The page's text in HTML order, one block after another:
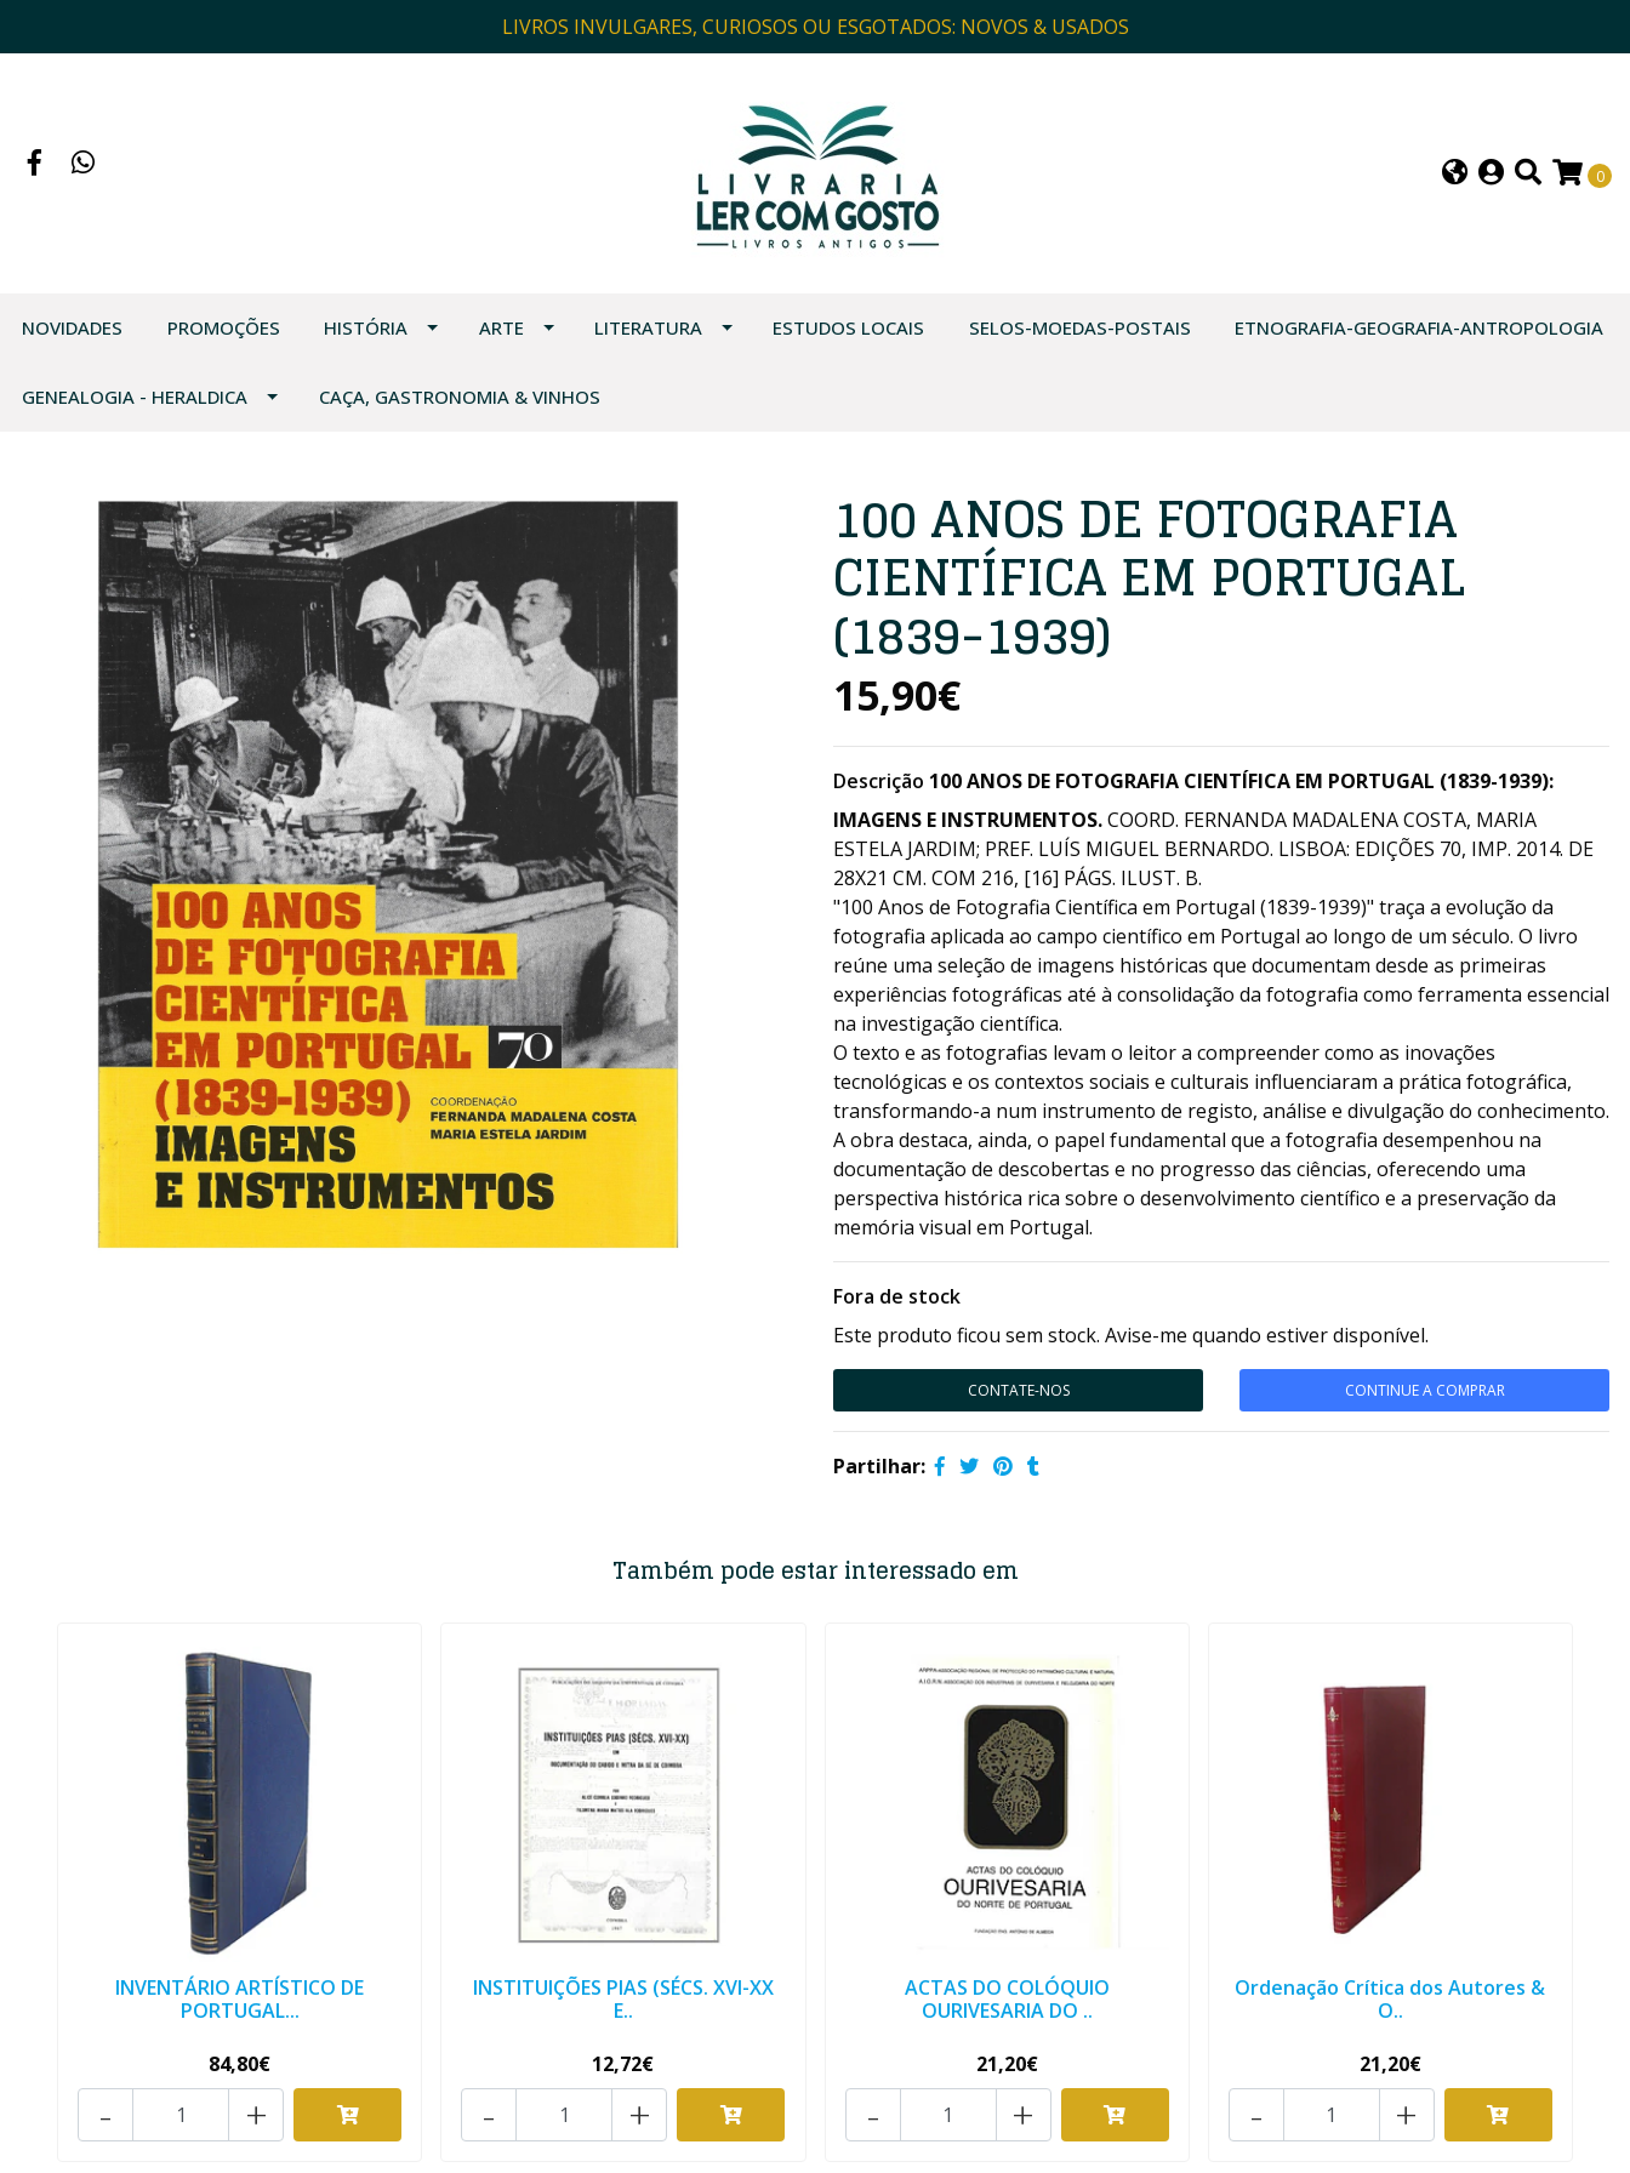
LIVROS INVULGARES, CURIOSOS OU ESGOTADOS: NOVOS & USADOS
0
NOVIDADES PROMOÇÕES HISTÓRIA ARTE LITERATURA ESTUDOS LOCAIS SELOS-MOEDAS-POSTAIS ETNOGRAFIA-GEOGRAFIA-ANTROPOLOGIA
GENEALOGIA - HERALDICA CAÇA, GASTRONOMIA & VINHOS
100 ANOS DE FOTOGRAFIA
CIENTÍFICA EM PORTUGAL
(1839-1939)
15,90€
Descrição 100 ANOS DE FOTOGRAFIA CIENTÍFICA EM PORTUGAL (1839-1939):
IMAGENS E INSTRUMENTOS.COORD. FERNANDA MADALENA COSTA, MARIA
ESTELA JARDIM; PREF. LUÍS MIGUEL BERNARDO. LISBOA: EDIÇÕES 70, IMP. 2014. DE
28X21 CM. COM 216, [16] PÁGS. ILUST. B.
"100 Anos de Fotografia Científica em Portugal (1839-1939)" traça a evolução da
fotografia aplicada ao campo científico em Portugal ao longo de um século. O livro
reúne uma seleção de imagens históricas que documentam desde as primeiras
experiências fotográficas até à consolidação da fotografia como ferramenta essencial
na investigação científica.
O texto e as fotografias levam o leitor a compreender como as inovações
tecnológicas e os contextos sociais e culturais influenciaram a prática fotográfica,
transformando-a num instrumento de registo, análise e divulgação do conhecimento.
A obra destaca, ainda, o papel fundamental que a fotografia desempenhou na
documentação de descobertas e no progresso das ciências, oferecendo uma
perspectiva histórica rica sobre o desenvolvimento científico e a preservação da
memória visual em Portugal.
Fora de stock
Este produto ficou sem stock. Avise-me quando estiver disponível.
CONTATE-NOS CONTINUE A COMPRAR
Partilhar:
Também pode estar interessado em
INVENTÁRIO ARTÍSTICO DE
PORTUGAL...
84,80€
+
-
INSTITUIÇÕES PIAS (SÉCS. XVI-XX
E..
12,72€
+
-
ACTAS DO COLÓQUIO
OURIVESARIA DO ..
21,20€
+
-
Ordenação Crítica dos Autores &
O..
21,20€
+
-